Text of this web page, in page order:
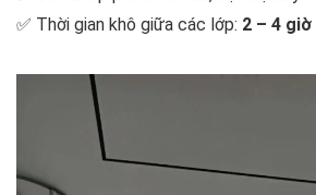
✅ Thời gian khô giữa các lớp: 2 – 4 giờ